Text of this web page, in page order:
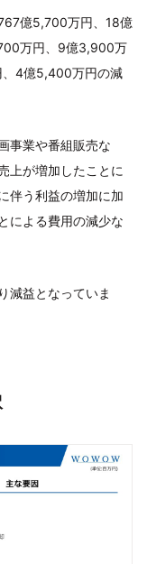
億5,700万円、18億
万円、9億3,900万
、4億5,400万円の減
事業や番組販売な
上が増加したことに
伴う利益の増加に加
による費用の減少な
減益となっていま